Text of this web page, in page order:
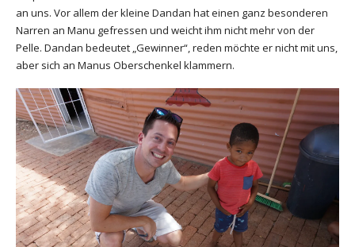
an uns. Vor allem der kleine Dandan hat einen ganz besonderen
Narren an Manu gefressen und weicht ihm nicht mehr von der
Pelle. Dandan bedeutet „Gewinner“, reden möchte er nicht mit uns,
aber sich an Manus Oberschenkel klammern.